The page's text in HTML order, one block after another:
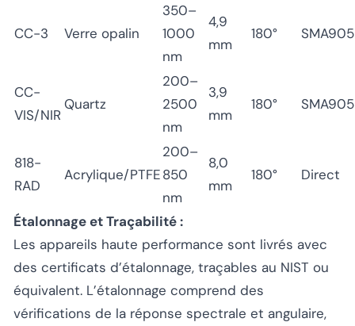
CC-3 Verre opalin
350–
1000
nm
4,9
mm
180° SMA905
CC-
VIS/NIR
Quartz
200–
2500
nm
3,9
mm
180° SMA905
818-
RAD
Acrylique/PTFE
200–
850
nm
8,0
mm
180° Direct
Étalonnage et Traçabilité :
Les appareils haute performance sont livrés avec
des certificats d’étalonnage, traçables au NIST ou
équivalent. L’étalonnage comprend des
vérifications de la réponse spectrale et angulaire,